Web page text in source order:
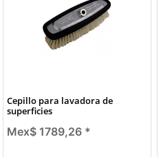
Cepillo para lavadora de
superficies
Mex$ 1789,26 *